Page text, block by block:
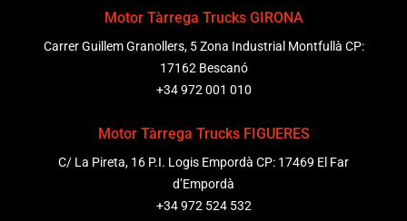
Motor Tàrrega Trucks GIRONA
Carrer Guillem Granollers, 5 Zona Industrial Montfullà CP:
17162 Bescanó
+34 972 001 010
Motor Tàrrega Trucks FIGUERES
C/ La Pireta, 16 P.I. Logis Empordà CP: 17469 El Far
d’Empordà
+34 972 524 532